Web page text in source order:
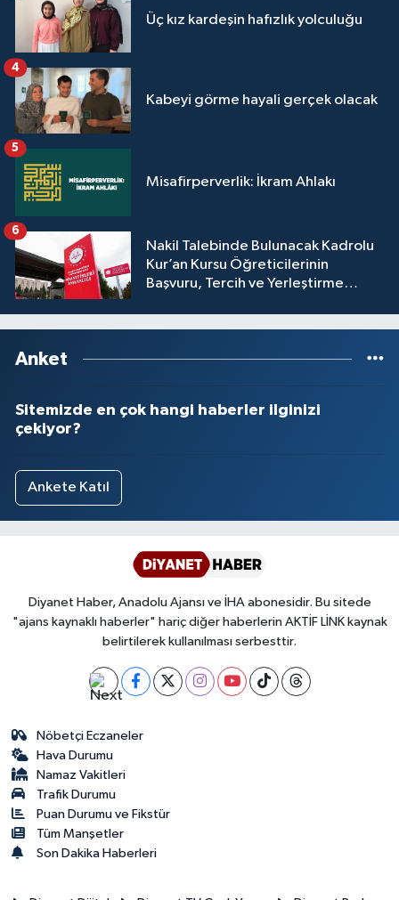
Üç kız kardeşin hafızlık yolculuğu
Kabeyi görme hayali gerçek olacak
4
Misafirperverlik: İkram Ahlakı
5
Nakil Talebinde Bulunacak Kadrolu
Kur’an Kursu Öğreticilerinin
Başvuru, Tercih ve Yerleştirme
6
Anket
Sitemizde en çok hangi haberler ilginizi
çekiyor?
Ankete Katıl
Diyanet Haber, Anadolu Ajansı ve İHA abonesidir. Bu sitede
"ajans kaynaklı haberler" hariç diğer haberlerin AKTİF LİNK kaynak
belirtilerek kullanılması serbesttir.
Nöbetçi Eczaneler
Hava Durumu
Namaz Vakitleri
Trafik Durumu
Puan Durumu ve Fikstür
Tüm Manşetler
Son Dakika Haberleri